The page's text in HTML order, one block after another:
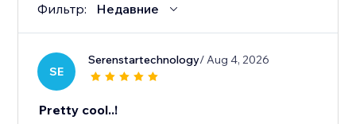
Фильтр: Недавние
SE
Serenstartechnology/ Aug 4, 2026
Pretty cool..!